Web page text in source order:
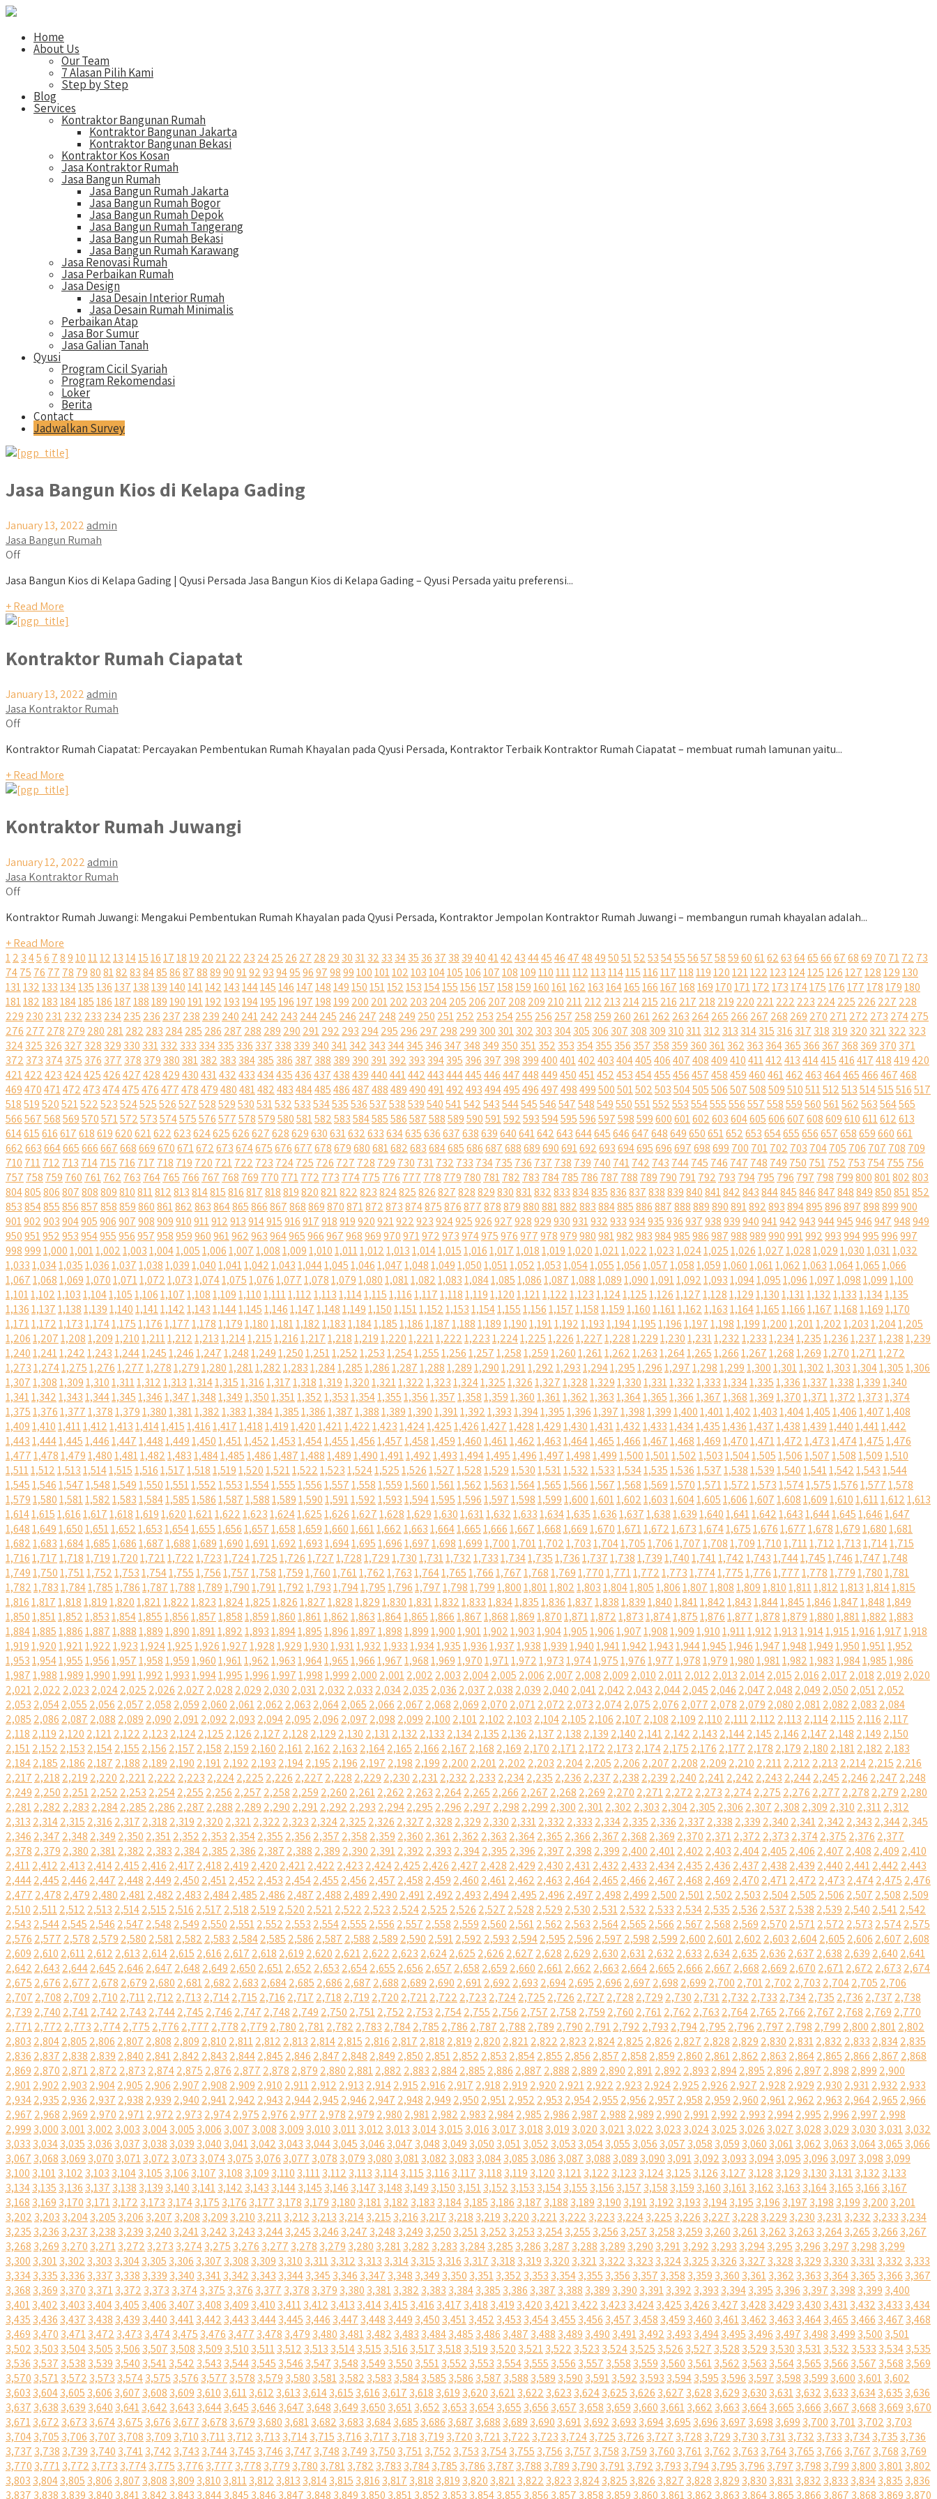
Home
About Us
Our Team
7 Alasan Pilih Kami
Step by Step
Blog
Services
Kontraktor Bangunan Rumah
Kontraktor Bangunan Jakarta
Kontraktor Bangunan Bekasi
Kontraktor Kos Kosan
Jasa Kontraktor Rumah
Jasa Bangun Rumah
Jasa Bangun Rumah Jakarta
Jasa Bangun Rumah Bogor
Jasa Bangun Rumah Depok
Jasa Bangun Rumah Tangerang
Jasa Bangun Rumah Bekasi
Jasa Bangun Rumah Karawang
Jasa Renovasi Rumah
Jasa Perbaikan Rumah
Jasa Design
Jasa Desain Interior Rumah
Jasa Desain Rumah Minimalis
Perbaikan Atap
Jasa Bor Sumur
Jasa Galian Tanah
Qyusi
Program Cicil Syariah
Program Rekomendasi
Loker
Berita
Contact
Jadwalkan Survey
Jasa Bangun Kios di Kelapa Gading
January 13, 2022 admin
Jasa Bangun Rumah
Off
Jasa Bangun Kios di Kelapa Gading | Qyusi Persada Jasa Bangun Kios di Kelapa Gading – Qyusi Persada yaitu preferensi...
+ Read More
Kontraktor Rumah Ciapatat
January 13, 2022 admin
Jasa Kontraktor Rumah
Off
Kontraktor Rumah Ciapatat: Percayakan Pembentukan Rumah Khayalan pada Qyusi Persada, Kontraktor Terbaik Kontraktor Rumah Ciapatat – membuat rumah lamunan yaitu...
+ Read More
Kontraktor Rumah Juwangi
January 12, 2022 admin
Jasa Kontraktor Rumah
Off
Kontraktor Rumah Juwangi: Mengakui Pembentukan Rumah Khayalan pada Qyusi Persada, Kontraktor Jempolan Kontraktor Rumah Juwangi – membangun rumah khayalan adalah...
+ Read More
12 3456 78910111213141516171819 20 2122 23 2425 26 27 28 29 30 3132 33 3435 36 37 38 39404142434445464748495051525354555657585960616263646566676869 70 7172 73
7475 76 77 78 798081828384858687888990919293949596979899100101102103104105106107108109110111112113114115116117118119120121122123124125126127128129130
131132133134135136137138139140141142143144145146147148149150151152153154155156157158159160161162163164165166167168169170171172173174175176177178179180
181182183184185186187188189190191192193194195196197198199 200 201202 203 204205 206 207 208 209 210 211212 213 214215 216 217 218 219 220 221222 223 224225 226 227 228
229 230 231232 233 234235 236 237 238 239 240 241242 243 244245 246 247 248 249 250 251252 253 254255 256 257 258 259 260 261262 263 264265 266 267 268 269 270 271272 273 274275
276 277 278 279 280 281282 283 284285 286 287 288 289 290 291292 293 294295 296 297 298 299 300 301302 303 304305 306 307 308 309 310 311312 313 314315 316 317 318 319 320 321322 323
324325 326 327 328 329 330 331332 333 334335 336 337 338 339 340 341342 343 344345 346 347 348 349 350 351352 353 354355 356 357 358 359 360 361362 363 364365 366 367 368 369 370 371
372 373 374375 376 377 378 379 380 381382 383 384385 386 387 388 389 390 391392 393 394395 396 397 398 399400401402403404405406407408409410411412413414415416417418419420
421422423424425426427428429430431432433434435436437438439440441442443444445446447448449450451452453454455456457458459460461462463464465466467468
469470471472473474475476477478479480481482483484485486487488489490491492493494495496497498499500501502503504505506507508509510511512513514515516517
518519520521522523524525526527528529530531532533534535536537538539540541542543544545546547548549550551552553554555556557558559560561562563564565
566567568569570571572573574575576577578579580581582583584585586587588589590591592593594595596597598599600601602603604605606607608609610611612613
614615616617618619620621622623624625626627628629630631632633634635636637638639640641642643644645646647648649650651652653654655656657658659660661
662663664665666667668669670671672673674675676677678679680681682683684685686687688689690691692693694695696697698699 700 701702 703 704705 706 707 708 709
710 711712 713 714715 716 717 718 719 720 721722 723 724725 726 727 728 729 730 731732 733 734735 736 737 738 739 740 741742 743 744745 746 747 748 749 750 751752 753 754755 756
757 758 759 760 761762 763 764765 766 767 768 769 770 771772 773 774775 776 777 778 779 780 781782 783 784785 786 787 788 789 790 791792 793 794795 796 797 798 799800801802803
804805806807808809810811812813814815816817818819820821822823824825826827828829830831832833834835836837838839840841842843844845846847848849850851852
853854855856857858859860861862863864865866867868869870871872873874875876877878879880881882883884885886887888889890891892893894895896897898899900
901902903904905906907908909910911912913914915916917918919920921922923924925926927928929930931932933934935936937938939940941942943944945946947948949
950951952953954955956957958959960961962963964965966967968969970971972973974975976977978979980981982983984985986987988989990991992993994995996997
9989991,0001,0011,0021,0031,0041,0051,0061,0071,0081,0091,0101,0111,0121,0131,0141,0151,0161,0171,0181,0191,0201,0211,0221,0231,0241,0251,0261,0271,0281,0291,0301,0311,032
1,0331,0341,0351,0361,0371,0381,0391,0401,0411,0421,0431,0441,0451,0461,0471,0481,0491,0501,0511,0521,0531,0541,0551,0561,0571,0581,0591,0601,0611,0621,0631,0641,0651,066
1,0671,0681,0691,0701,0711,0721,0731,0741,0751,0761,0771,0781,0791,0801,0811,0821,0831,0841,0851,0861,0871,0881,0891,0901,0911,0921,0931,0941,0951,0961,0971,0981,0991,100
1,1011,1021,1031,1041,1051,1061,1071,1081,1091,1101,1111,1121,1131,1141,1151,1161,1171,1181,1191,1201,1211,1221,1231,1241,1251,1261,1271,1281,1291,1301,1311,1321,1331,1341,135
1,1361,1371,1381,1391,1401,1411,1421,1431,1441,1451,1461,1471,1481,1491,1501,1511,1521,1531,1541,1551,1561,1571,1581,1591,1601,1611,1621,1631,1641,1651,1661,1671,1681,1691,170
1,1711,1721,1731,1741,1751,1761,1771,1781,1791,1801,1811,1821,1831,1841,1851,1861,1871,1881,1891,1901,1911,1921,1931,1941,1951,1961,1971,1981,1991,2001,2011,2021,2031,2041,205
1,2061,2071,2081,2091,2101,2111,2121,2131,2141,2151,2161,2171,2181,2191,2201,2211,2221,2231,2241,2251,2261,2271,2281,2291,2301,2311,2321,2331,2341,2351,2361,2371,2381,239
1,2401,2411,2421,2431,2441,2451,2461,2471,2481,2491,2501,2511,2521,2531,2541,2551,2561,2571,2581,2591,2601,2611,2621,2631,2641,2651,2661,2671,2681,2691,2701,2711,272
1,2731,2741,2751,2761,2771,2781,2791,2801,2811,2821,2831,2841,2851,2861,2871,2881,2891,2901,2911,2921,2931,2941,2951,2961,2971,2981,2991,3001,3011,3021,3031,3041,3051,306
1,3071,3081,3091,3101,3111,3121,3131,3141,3151,3161,3171,3181,3191,3201,3211,3221,3231,3241,3251,3261,3271,3281,3291,3301,3311,3321,3331,3341,3351,3361,3371,3381,3391,340
1,3411,3421,3431,3441,3451,3461,3471,3481,3491,3501,3511,3521,3531,3541,3551,3561,3571,3581,3591,3601,3611,3621,3631,3641,3651,3661,3671,3681,3691,3701,3711,3721,3731,374
1,3751,3761,3771,3781,3791,3801,3811,3821,3831,3841,3851,3861,3871,3881,3891,3901,3911,3921,3931,3941,3951,3961,3971,3981,3991,4001,4011,4021,4031,4041,4051,4061,4071,408
1,4091,4101,4111,4121,4131,4141,4151,4161,4171,4181,4191,4201,4211,4221,4231,4241,4251,4261,4271,4281,4291,4301,4311,4321,4331,4341,4351,4361,4371,4381,4391,4401,4411,442
1,4431,4441,4451,4461,4471,4481,4491,4501,4511,4521,4531,4541,4551,4561,4571,4581,4591,4601,4611,4621,4631,4641,4651,4661,4671,4681,4691,4701,4711,4721,4731,4741,4751,476
1,4771,4781,4791,4801,4811,4821,4831,4841,4851,4861,4871,4881,4891,4901,4911,4921,4931,4941,4951,4961,4971,4981,4991,5001,5011,5021,5031,5041,5051,5061,5071,5081,5091,510
1,5111,5121,5131,5141,5151,5161,5171,5181,5191,5201,5211,5221,5231,5241,5251,5261,5271,5281,5291,5301,5311,5321,5331,5341,5351,5361,5371,5381,5391,5401,5411,5421,5431,544
1,5451,5461,5471,5481,5491,5501,5511,5521,5531,5541,5551,5561,5571,5581,5591,5601,5611,5621,5631,5641,5651,5661,5671,5681,5691,5701,5711,5721,5731,5741,5751,5761,5771,578
1,5791,5801,5811,5821,5831,5841,5851,5861,5871,5881,5891,5901,5911,5921,5931,5941,5951,5961,5971,5981,5991,6001,6011,6021,6031,6041,6051,6061,6071,6081,6091,6101,6111,6121,613
1,6141,6151,6161,6171,6181,6191,6201,6211,6221,6231,6241,6251,6261,6271,6281,6291,6301,6311,6321,6331,6341,6351,6361,6371,6381,6391,6401,6411,6421,6431,6441,6451,6461,647
1,6481,6491,6501,6511,6521,6531,6541,6551,6561,6571,6581,6591,6601,6611,6621,6631,6641,6651,6661,6671,6681,6691,6701,6711,6721,6731,6741,6751,6761,6771,6781,6791,6801,681
1,6821,6831,6841,6851,6861,6871,6881,6891,6901,6911,6921,6931,6941,6951,6961,6971,6981,6991,7001,7011,7021,7031,7041,7051,7061,7071,7081,7091,7101,7111,7121,7131,7141,715
1,7161,7171,7181,7191,7201,7211,7221,7231,7241,7251,7261,7271,7281,7291,7301,7311,7321,7331,7341,7351,7361,7371,7381,7391,7401,7411,7421,7431,7441,7451,7461,7471,748
1,7491,7501,7511,7521,7531,7541,7551,7561,7571,7581,7591,7601,7611,7621,7631,7641,7651,7661,7671,7681,7691,7701,7711,7721,7731,7741,7751,7761,7771,7781,7791,7801,781
1,7821,7831,7841,7851,7861,7871,7881,7891,7901,7911,7921,7931,7941,7951,7961,7971,7981,7991,8001,8011,8021,8031,8041,8051,8061,8071,8081,8091,8101,8111,8121,8131,8141,815
1,8161,8171,8181,8191,8201,8211,8221,8231,8241,8251,8261,8271,8281,8291,8301,8311,8321,8331,8341,8351,8361,8371,8381,8391,8401,8411,8421,8431,8441,8451,8461,8471,8481,849
1,8501,8511,8521,8531,8541,8551,8561,8571,8581,8591,8601,8611,8621,8631,8641,8651,8661,8671,8681,8691,8701,8711,8721,8731,8741,8751,8761,8771,8781,8791,8801,8811,8821,883
1,8841,8851,8861,8871,8881,8891,8901,8911,8921,8931,8941,8951,8961,8971,8981,8991,9001,9011,9021,9031,9041,9051,9061,9071,9081,9091,9101,9111,9121,9131,9141,9151,9161,9171,918
1,9191,9201,9211,9221,9231,9241,9251,9261,9271,9281,9291,9301,9311,9321,9331,9341,9351,9361,9371,9381,9391,9401,9411,9421,9431,9441,9451,9461,9471,9481,9491,9501,9511,952
1,9531,9541,9551,9561,9571,9581,9591,9601,9611,9621,9631,9641,9651,9661,9671,9681,9691,9701,9711,9721,9731,9741,9751,9761,9771,9781,9791,9801,9811,9821,9831,9841,9851,986
1,9871,9881,9891,9901,9911,9921,9931,9941,9951,9961,9971,9981,999 2,000 2,0012,002 2,003 2,0042,005 2,006 2,007 2,008 2,009 2,010 2,0112,012 2,013 2,0142,015 2,016 2,017 2,018 2,019 2,020
2,0212,022 2,023 2,0242,025 2,026 2,027 2,028 2,029 2,030 2,0312,032 2,033 2,0342,035 2,036 2,037 2,038 2,039 2,040 2,0412,042 2,043 2,0442,045 2,046 2,047 2,048 2,049 2,050 2,0512,052
2,053 2,0542,055 2,056 2,057 2,058 2,059 2,060 2,0612,062 2,063 2,0642,065 2,066 2,067 2,068 2,069 2,070 2,0712,072 2,073 2,0742,075 2,076 2,077 2,078 2,079 2,080 2,0812,082 2,083 2,084
2,085 2,086 2,087 2,088 2,089 2,090 2,0912,092 2,093 2,0942,095 2,096 2,097 2,098 2,099 2,100 2,1012,102 2,103 2,1042,105 2,106 2,107 2,108 2,109 2,110 2,1112,112 2,113 2,1142,115 2,116 2,117
2,118 2,119 2,120 2,1212,122 2,123 2,1242,125 2,126 2,127 2,128 2,129 2,130 2,1312,132 2,133 2,1342,135 2,136 2,137 2,138 2,139 2,140 2,1412,142 2,143 2,1442,145 2,146 2,147 2,148 2,149 2,150
2,1512,152 2,153 2,1542,155 2,156 2,157 2,158 2,159 2,160 2,1612,162 2,163 2,1642,165 2,166 2,167 2,168 2,169 2,170 2,1712,172 2,173 2,1742,175 2,176 2,177 2,178 2,179 2,180 2,1812,182 2,183
2,1842,185 2,186 2,187 2,188 2,189 2,190 2,1912,192 2,193 2,1942,195 2,196 2,197 2,198 2,199 2,200 2,2012,202 2,203 2,2042,205 2,206 2,207 2,208 2,209 2,210 2,2112,212 2,213 2,2142,215 2,216
2,217 2,218 2,219 2,220 2,2212,222 2,223 2,2242,225 2,226 2,227 2,228 2,229 2,230 2,2312,232 2,233 2,2342,235 2,236 2,237 2,238 2,239 2,240 2,2412,242 2,243 2,2442,245 2,246 2,247 2,248
2,249 2,250 2,2512,252 2,253 2,2542,255 2,256 2,257 2,258 2,259 2,260 2,2612,262 2,263 2,2642,265 2,266 2,267 2,268 2,269 2,270 2,2712,272 2,273 2,2742,275 2,276 2,277 2,278 2,279 2,280
2,2812,282 2,283 2,2842,285 2,286 2,287 2,288 2,289 2,290 2,2912,292 2,293 2,2942,295 2,296 2,297 2,298 2,299 2,300 2,3012,302 2,303 2,3042,305 2,306 2,307 2,308 2,309 2,310 2,3112,312
2,313 2,3142,315 2,316 2,317 2,318 2,319 2,320 2,3212,322 2,323 2,3242,325 2,326 2,327 2,328 2,329 2,330 2,3312,332 2,333 2,3342,335 2,336 2,337 2,338 2,339 2,340 2,3412,342 2,343 2,3442,345
2,346 2,347 2,348 2,349 2,350 2,3512,352 2,353 2,3542,355 2,356 2,357 2,358 2,359 2,360 2,3612,362 2,363 2,3642,365 2,366 2,367 2,368 2,369 2,370 2,3712,372 2,373 2,3742,375 2,376 2,377
2,378 2,379 2,380 2,3812,382 2,383 2,3842,385 2,386 2,387 2,388 2,389 2,390 2,3912,392 2,393 2,3942,395 2,396 2,397 2,398 2,399 2,400 2,4012,402 2,403 2,4042,405 2,406 2,407 2,408 2,409 2,410
2,4112,412 2,413 2,4142,415 2,416 2,417 2,418 2,419 2,420 2,4212,422 2,423 2,4242,425 2,426 2,427 2,428 2,429 2,430 2,4312,432 2,433 2,4342,435 2,436 2,437 2,438 2,439 2,440 2,4412,442 2,443
2,4442,445 2,446 2,447 2,448 2,449 2,450 2,4512,452 2,453 2,4542,455 2,456 2,457 2,458 2,459 2,460 2,4612,462 2,463 2,4642,465 2,466 2,467 2,468 2,469 2,470 2,4712,472 2,473 2,4742,475 2,476
2,477 2,478 2,479 2,480 2,4812,482 2,483 2,4842,485 2,486 2,487 2,488 2,489 2,490 2,4912,492 2,493 2,4942,495 2,496 2,497 2,498 2,499 2,500 2,5012,502 2,503 2,5042,505 2,506 2,507 2,508 2,509
2,510 2,5112,512 2,513 2,5142,515 2,516 2,517 2,518 2,519 2,520 2,5212,522 2,523 2,5242,525 2,526 2,527 2,528 2,529 2,530 2,5312,532 2,533 2,5342,535 2,536 2,537 2,538 2,539 2,540 2,5412,542
2,543 2,5442,545 2,546 2,547 2,548 2,549 2,550 2,5512,552 2,553 2,5542,555 2,556 2,557 2,558 2,559 2,560 2,5612,562 2,563 2,5642,565 2,566 2,567 2,568 2,569 2,570 2,5712,572 2,573 2,5742,575
2,576 2,577 2,578 2,579 2,580 2,5812,582 2,583 2,5842,585 2,586 2,587 2,588 2,589 2,590 2,5912,592 2,593 2,5942,595 2,596 2,597 2,598 2,599 2,600 2,6012,602 2,603 2,6042,605 2,606 2,607 2,608
2,609 2,610 2,6112,612 2,613 2,6142,615 2,616 2,617 2,618 2,619 2,620 2,6212,622 2,623 2,6242,625 2,626 2,627 2,628 2,629 2,630 2,6312,632 2,633 2,6342,635 2,636 2,637 2,638 2,639 2,640 2,641
2,642 2,643 2,6442,645 2,646 2,647 2,648 2,649 2,650 2,6512,652 2,653 2,6542,655 2,656 2,657 2,658 2,659 2,660 2,6612,662 2,663 2,6642,665 2,666 2,667 2,668 2,669 2,670 2,6712,672 2,673 2,674
2,675 2,676 2,677 2,678 2,679 2,680 2,6812,682 2,683 2,6842,685 2,686 2,687 2,688 2,689 2,690 2,6912,692 2,693 2,6942,695 2,696 2,697 2,698 2,699 2,700 2,7012,702 2,703 2,7042,705 2,706
2,707 2,708 2,709 2,710 2,7112,712 2,713 2,7142,715 2,716 2,717 2,718 2,719 2,720 2,7212,722 2,723 2,7242,725 2,726 2,727 2,728 2,729 2,730 2,7312,732 2,733 2,7342,735 2,736 2,737 2,738
2,739 2,740 2,7412,742 2,743 2,7442,745 2,746 2,747 2,748 2,749 2,750 2,7512,752 2,753 2,7542,755 2,756 2,757 2,758 2,759 2,760 2,7612,762 2,763 2,7642,765 2,766 2,767 2,768 2,769 2,770
2,7712,772 2,773 2,7742,775 2,776 2,777 2,778 2,779 2,780 2,7812,782 2,783 2,7842,785 2,786 2,787 2,788 2,789 2,790 2,7912,792 2,793 2,7942,795 2,796 2,797 2,798 2,799 2,800 2,8012,802
2,803 2,8042,805 2,806 2,807 2,808 2,809 2,810 2,8112,812 2,813 2,8142,815 2,816 2,817 2,818 2,819 2,820 2,8212,822 2,823 2,8242,825 2,826 2,827 2,828 2,829 2,830 2,8312,832 2,833 2,8342,835
2,836 2,837 2,838 2,839 2,840 2,8412,842 2,843 2,8442,845 2,846 2,847 2,848 2,849 2,850 2,8512,852 2,853 2,8542,855 2,856 2,857 2,858 2,859 2,860 2,8612,862 2,863 2,8642,865 2,866 2,867 2,868
2,869 2,870 2,8712,872 2,873 2,8742,875 2,876 2,877 2,878 2,879 2,880 2,8812,882 2,883 2,8842,885 2,886 2,887 2,888 2,889 2,890 2,8912,892 2,893 2,8942,895 2,896 2,897 2,898 2,899 2,900
2,9012,902 2,903 2,9042,905 2,906 2,907 2,908 2,909 2,910 2,9112,912 2,913 2,9142,915 2,916 2,917 2,918 2,919 2,920 2,9212,922 2,923 2,9242,925 2,926 2,927 2,928 2,929 2,930 2,9312,932 2,933
2,9342,935 2,936 2,937 2,938 2,939 2,940 2,9412,942 2,943 2,9442,945 2,946 2,947 2,948 2,949 2,950 2,9512,952 2,953 2,9542,955 2,956 2,957 2,958 2,959 2,960 2,9612,962 2,963 2,9642,965 2,966
2,967 2,968 2,969 2,970 2,9712,972 2,973 2,9742,975 2,976 2,977 2,978 2,979 2,980 2,9812,982 2,983 2,9842,985 2,986 2,987 2,988 2,989 2,990 2,9912,992 2,993 2,9942,995 2,996 2,997 2,998
2,999 3,000 3,0013,002 3,003 3,0043,005 3,006 3,007 3,008 3,009 3,010 3,0113,012 3,013 3,0143,015 3,016 3,017 3,018 3,019 3,020 3,0213,022 3,023 3,0243,025 3,026 3,027 3,028 3,029 3,030 3,0313,032
3,033 3,0343,035 3,036 3,037 3,038 3,039 3,040 3,0413,042 3,043 3,0443,045 3,046 3,047 3,048 3,049 3,050 3,0513,052 3,053 3,0543,055 3,056 3,057 3,058 3,059 3,060 3,0613,062 3,063 3,0643,065 3,066
3,067 3,068 3,069 3,070 3,0713,072 3,073 3,0743,075 3,076 3,077 3,078 3,079 3,080 3,0813,082 3,083 3,0843,085 3,086 3,087 3,088 3,089 3,090 3,0913,092 3,093 3,0943,095 3,096 3,097 3,098 3,099
3,100 3,1013,102 3,103 3,1043,105 3,106 3,107 3,108 3,109 3,110 3,1113,112 3,113 3,1143,115 3,116 3,117 3,118 3,119 3,120 3,1213,122 3,123 3,1243,125 3,126 3,127 3,128 3,129 3,130 3,1313,132 3,133
3,1343,135 3,136 3,137 3,138 3,139 3,140 3,1413,142 3,143 3,1443,145 3,146 3,147 3,148 3,149 3,150 3,1513,152 3,153 3,1543,155 3,156 3,157 3,158 3,159 3,160 3,1613,162 3,163 3,1643,165 3,166 3,167
3,168 3,169 3,170 3,1713,172 3,173 3,1743,175 3,176 3,177 3,178 3,179 3,180 3,1813,182 3,183 3,1843,185 3,186 3,187 3,188 3,189 3,190 3,1913,192 3,193 3,1943,195 3,196 3,197 3,198 3,199 3,200 3,201
3,202 3,203 3,2043,205 3,206 3,207 3,208 3,209 3,210 3,2113,212 3,213 3,2143,215 3,216 3,217 3,218 3,219 3,220 3,2213,222 3,223 3,2243,225 3,226 3,227 3,228 3,229 3,230 3,2313,232 3,233 3,234
3,235 3,236 3,237 3,238 3,239 3,240 3,2413,242 3,243 3,2443,245 3,246 3,247 3,248 3,249 3,250 3,2513,252 3,253 3,2543,255 3,256 3,257 3,258 3,259 3,260 3,2613,262 3,263 3,2643,265 3,266 3,267
3,268 3,269 3,270 3,2713,272 3,273 3,2743,275 3,276 3,277 3,278 3,279 3,280 3,2813,282 3,283 3,2843,285 3,286 3,287 3,288 3,289 3,290 3,2913,292 3,293 3,2943,295 3,296 3,297 3,298 3,299
3,300 3,3013,302 3,303 3,3043,305 3,306 3,307 3,308 3,309 3,310 3,3113,312 3,313 3,3143,315 3,316 3,317 3,318 3,319 3,320 3,3213,322 3,323 3,3243,325 3,326 3,327 3,328 3,329 3,330 3,3313,332 3,333
3,3343,335 3,336 3,337 3,338 3,339 3,340 3,3413,342 3,343 3,3443,345 3,346 3,347 3,348 3,349 3,350 3,3513,352 3,353 3,3543,355 3,356 3,357 3,358 3,359 3,360 3,3613,362 3,363 3,3643,365 3,366 3,367
3,368 3,369 3,370 3,3713,372 3,373 3,3743,375 3,376 3,377 3,378 3,379 3,380 3,3813,382 3,383 3,3843,385 3,386 3,387 3,388 3,389 3,390 3,3913,392 3,393 3,3943,395 3,396 3,397 3,398 3,399 3,400
3,4013,402 3,403 3,4043,405 3,406 3,407 3,408 3,409 3,410 3,4113,412 3,413 3,4143,415 3,416 3,417 3,418 3,419 3,420 3,4213,422 3,423 3,4243,425 3,426 3,427 3,428 3,429 3,430 3,4313,432 3,433 3,434
3,435 3,436 3,437 3,438 3,439 3,440 3,4413,442 3,443 3,4443,445 3,446 3,447 3,448 3,449 3,450 3,4513,452 3,453 3,4543,455 3,456 3,457 3,458 3,459 3,460 3,4613,462 3,463 3,4643,465 3,466 3,467 3,468
3,469 3,470 3,4713,472 3,473 3,4743,475 3,476 3,477 3,478 3,479 3,480 3,4813,482 3,483 3,4843,485 3,486 3,487 3,488 3,489 3,490 3,4913,492 3,493 3,4943,495 3,496 3,497 3,498 3,499 3,500 3,501
3,502 3,503 3,5043,505 3,506 3,507 3,508 3,509 3,510 3,5113,512 3,513 3,5143,515 3,516 3,517 3,518 3,519 3,520 3,5213,522 3,523 3,5243,525 3,526 3,527 3,528 3,529 3,530 3,5313,532 3,533 3,5343,535
3,536 3,537 3,538 3,539 3,540 3,5413,542 3,543 3,5443,545 3,546 3,547 3,548 3,549 3,550 3,5513,552 3,553 3,5543,555 3,556 3,557 3,558 3,559 3,560 3,5613,562 3,563 3,5643,565 3,566 3,567 3,568 3,569
3,570 3,5713,572 3,573 3,5743,575 3,576 3,577 3,578 3,579 3,580 3,5813,582 3,583 3,5843,585 3,586 3,587 3,588 3,589 3,590 3,5913,592 3,593 3,5943,595 3,596 3,597 3,598 3,599 3,600 3,6013,602
3,603 3,6043,605 3,606 3,607 3,608 3,609 3,610 3,6113,612 3,613 3,6143,615 3,616 3,617 3,618 3,619 3,620 3,6213,622 3,623 3,6243,625 3,626 3,627 3,628 3,629 3,630 3,6313,632 3,633 3,6343,635 3,636
3,637 3,638 3,639 3,640 3,6413,642 3,643 3,6443,645 3,646 3,647 3,648 3,649 3,650 3,6513,652 3,653 3,6543,655 3,656 3,657 3,658 3,659 3,660 3,6613,662 3,663 3,6643,665 3,666 3,667 3,668 3,669 3,670
3,6713,672 3,673 3,6743,675 3,676 3,677 3,678 3,679 3,680 3,6813,682 3,683 3,6843,685 3,686 3,687 3,688 3,689 3,690 3,6913,692 3,693 3,6943,695 3,696 3,697 3,698 3,699 3,700 3,7013,702 3,703
3,7043,705 3,706 3,707 3,708 3,709 3,710 3,7113,712 3,713 3,7143,715 3,716 3,717 3,718 3,719 3,720 3,7213,722 3,723 3,7243,725 3,726 3,727 3,728 3,729 3,730 3,7313,732 3,733 3,7343,735 3,736
3,737 3,738 3,739 3,740 3,7413,742 3,743 3,7443,745 3,746 3,747 3,748 3,749 3,750 3,7513,752 3,753 3,7543,755 3,756 3,757 3,758 3,759 3,760 3,7613,762 3,763 3,7643,765 3,766 3,767 3,768 3,769
3,770 3,7713,772 3,773 3,7743,775 3,776 3,777 3,778 3,779 3,780 3,7813,782 3,783 3,7843,785 3,786 3,787 3,788 3,789 3,790 3,7913,792 3,793 3,7943,795 3,796 3,797 3,798 3,799 3,800 3,8013,802
3,803 3,8043,805 3,806 3,807 3,808 3,809 3,810 3,8113,812 3,813 3,8143,815 3,816 3,817 3,818 3,819 3,820 3,8213,822 3,823 3,8243,825 3,826 3,827 3,828 3,829 3,830 3,8313,832 3,833 3,8343,835 3,836
3,837 3,838 3,839 3,840 3,8413,842 3,843 3,8443,845 3,846 3,847 3,848 3,849 3,850 3,8513,852 3,853 3,8543,855 3,856 3,857 3,858 3,859 3,860 3,8613,862 3,863 3,8643,865 3,866 3,867 3,868 3,869 3,870